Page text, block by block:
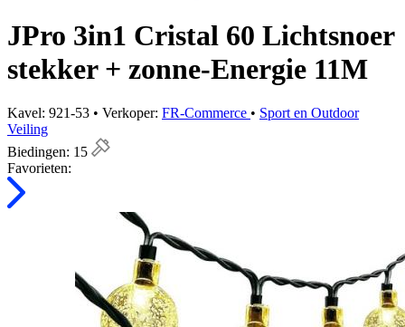
JPro 3in1 Cristal 60 Lichtsnoer
stekker + zonne-Energie 11M
Kavel: 921-53 • Verkoper: FR-Commerce • Sport en Outdoor
Veiling
Biedingen: 15
Favorieten: